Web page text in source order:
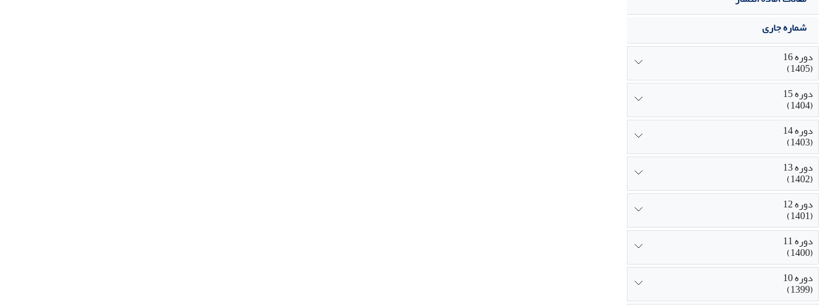
شماره جاری
دوره 16
(1405)
دوره 15
(1404)
دوره 14
(1403)
دوره 13
(1402)
دوره 12
(1401)
دوره 11
(1400)
دوره 10
(1399)